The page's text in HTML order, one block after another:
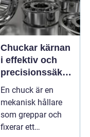
Chuckar kärnan
i effektiv och
precisionssäker
uppspänning
En chuck är en
mekanisk hållare
som greppar och
fixerar ett